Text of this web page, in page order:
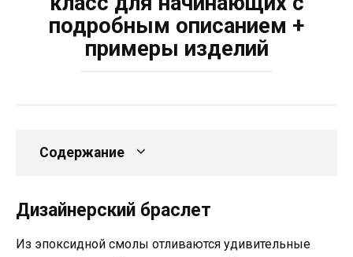
подробным описанием +
примеры изделий
Содержание
Дизайнерский браслет
Из эпоксидной смолы отливаются удивительные